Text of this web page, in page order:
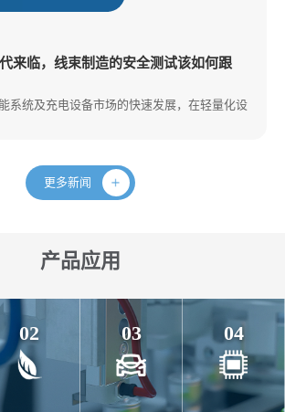
来临，线束制造的安全测试该如何跟
系统及充电设备市场的快速发展，在轻量化设
更多新闻
产品应用
02 03 04